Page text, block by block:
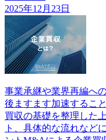
2025年12月23日
事業承継や業界再編へ
後ますます加速するこ
買収の基礎を整理した
ト、具体的な流れなど